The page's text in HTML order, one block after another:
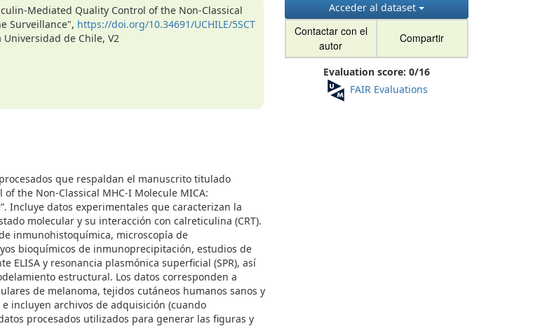
Mediated Quality Control of the Non-Classical
Surveillance", https://doi.org/10.34691/UCHILE/5SCT
de Chile, V2
Acceder al dataset
Contactar con el
autor
Compartir
Evaluation score: 0/16
FAIR Evaluations
que respaldan el manuscrito titulado
the Non-Classical MHC-I Molecule MICA:
Incluye datos experimentales que caracterizan la
molecular y su interacción con calreticulina (CRT).
inmunohistoquímica, microscopía de
bioquímicos de inmunoprecipitación, estudios de
ELISA y resonancia plasmónica superficial (SPR), así
estructural. Los datos corresponden a
de melanoma, tejidos cutáneos humanos sanos y
incluyen archivos de adquisición (cuando
procesados utilizados para generar las figuras y